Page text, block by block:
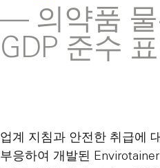
— 의약품 물
GDP 준수
업계 지침과 안전한 취급에
부응하여 개발된